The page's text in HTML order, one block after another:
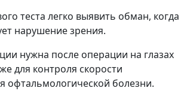
теста легко выявить обман, когда
нарушение зрения.
нужна после операции на глазах
для контроля скорости
офтальмологической болезни.